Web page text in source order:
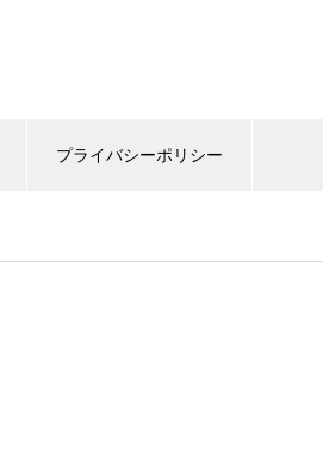
プライバシーポリシー